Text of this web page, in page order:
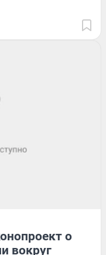
о
вокруг